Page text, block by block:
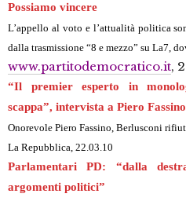
Possiamo vincere
L’appello al voto e l’attualità politica
dalla trasmissione “8 e mezzo” su La7,
www.partitodemocratico.it,
“Il premier esperto in
scappa”, intervista a Piero
Onorevole Piero Fassino, Berlusconi
La Repubblica, 22.03.10
Parlamentari PD: “dalla
argomenti politici”